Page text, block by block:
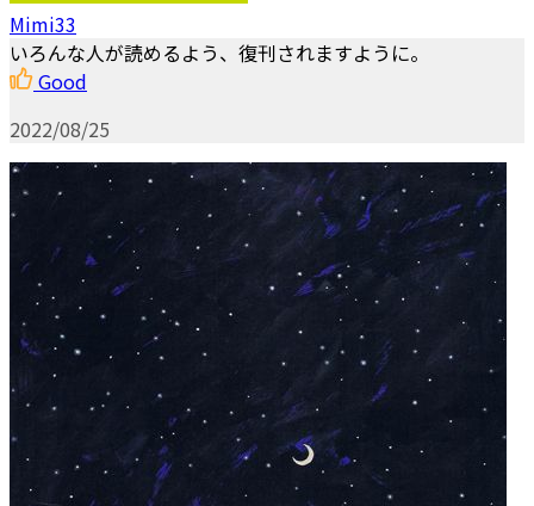
Mimi33
いろんな人が読めるよう、復刊されますように。
Good
2022/08/25